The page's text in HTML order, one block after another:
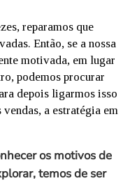
reparamos que
Então, se a nossa
motivada, em lugar
podemos procurar
depois ligarmos isso
a estratégia em
os motivos de
temos de ser